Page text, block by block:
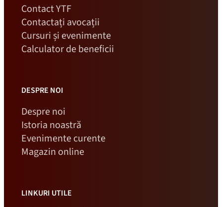
Contact YTF
Contactați avocații
Cursuri și evenimente
Calculator de beneficii
DESPRE NOI
Despre noi
Istoria noastră
Evenimente curente
Magazin online
LINKURI UTILE